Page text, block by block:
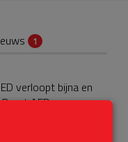
1
verloopt bijna en
AED
voor ons